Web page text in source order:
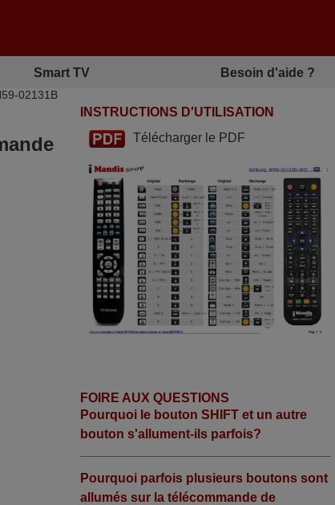
Smart TV Besoin d'aide ?
02131B
INSTRUCTIONS D'UTILISATION
Télécharger le PDF
FOIRE AUX QUESTIONS
Pourquoi le bouton SHIFT et un autre
bouton s'allument-ils parfois?
Pourquoi parfois plusieurs boutons sont
allumés sur la télécommande de